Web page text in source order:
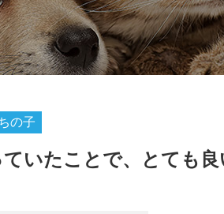
の子
いたことで、とても